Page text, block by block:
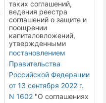
таких соглашений,
ведения реестра
соглашений о защите и
поощрении
капиталовложений,
утвержденными
постановлением
Правительства
Российской Федерации
от 13 сентября 2022 г.
N 1602 "О соглашениях